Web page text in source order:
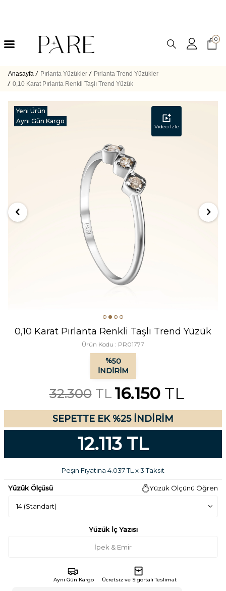
0
Anasayfa / Pırlanta Yüzükler / Pırlanta Trend Yüzükler
/ 0,10 Karat Pırlanta Renkli Taşlı Trend Yüzük
Video İzle
Yeni Ürün
Aynı Gün Kargo
0,10 Karat Pırlanta Renkli Taşlı Trend Yüzük
Ürün Kodu : PR01777
%50
İNDIRIM
32.300TL 16.150TL
SEPETTE EK %25 İNDİRİM
12.113 TL
Peşin Fiyatına 4.037 TL x 3 Taksit
Yüzük Ölçüsü Yüzük Ölçünü Öğren
Yüzük İç Yazısı
Aynı Gün Kargo Ücretsiz ve Sigortalı Teslimat